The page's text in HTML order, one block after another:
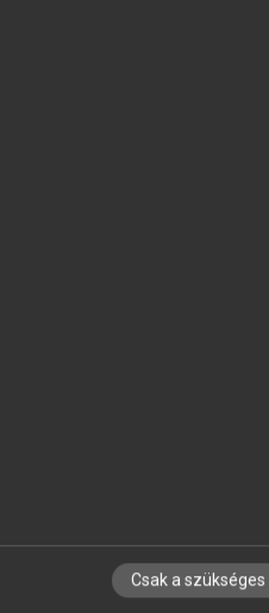
IRATKOZZ FEL
Csak a